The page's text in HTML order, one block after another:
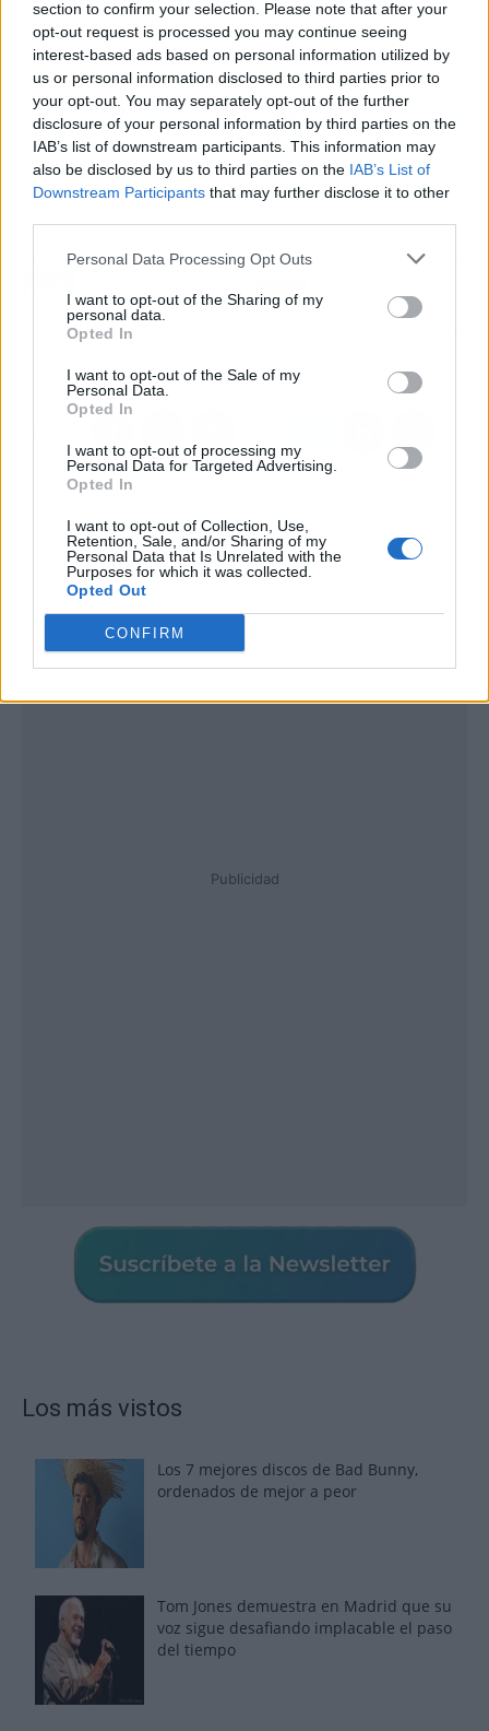
section to confirm your selection. Please note that after your
opt-out request is processed you may continue seeing
interest-based ads based on personal information utilized by
us or personal information disclosed to third parties prior to
your opt-out. You may separately opt-out of the further
disclosure of your personal information by third parties on the
IAB’s list of downstream participants. This information may
also be disclosed by us to third parties on the IAB’s List of
Downstream Participants that may further disclose it to other
Personal Data Processing Opt Outs
I want to opt-out of the Sharing of my
personal data.
Opted In
I want to opt-out of the Sale of my
Personal Data.
Opted In
I want to opt-out of processing my
Personal Data for Targeted Advertising.
Opted In
I want to opt-out of Collection, Use,
Retention, Sale, and/or Sharing of my
Personal Data that Is Unrelated with the
Purposes for which it was collected.
Opted Out
CONFIRM
e sus logros más destacados se encuentra la
conquista de la FA Youth Cup, torneo en el que
ejerció como capitán del equipo juvenil. Su
rendimiento no pasó desapercibidopara un
Guardiola que decidió incluirlo en la
pretemporada del primer equipo. Los
resultados no tardaron en msotrarse.
Artículo anterior
Madrid tras el fichaje de
Doncic por los Lakers
Artículo siguiente
destrozada por un ex
Publicidad
Los más vistos
Los 7 mejores discos de Bad Bunny,
ordenados de mejor a peor
Tom Jones demuestra en Madrid que su
voz sigue desafiando implacable el paso
del tiempo